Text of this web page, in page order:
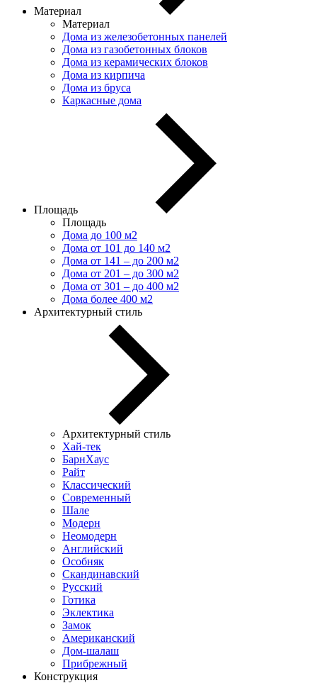
Материал
Материал
Дома из железобетонных панелей
Дома из газобетонных блоков
Дома из керамических блоков
Дома из кирпича
Дома из бруса
Каркасные дома
Площадь
Площадь
Дома до 100 м2
Дома от 101 до 140 м2
Дома от 141 – до 200 м2
Дома от 201 – до 300 м2
Дома от 301 – до 400 м2
Дома более 400 м2
Архитектурный стиль
Архитектурный стиль
Хай-тек
БарнХаус
Райт
Классический
Современный
Шале
Модерн
Неомодерн
Английский
Особняк
Скандинавский
Русский
Готика
Эклектика
Замок
Американский
Дом-шалаш
Прибрежный
Конструкция